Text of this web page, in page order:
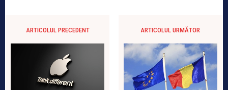
ARTICOLUL PRECEDENT ARTICOLUL URMĂTOR